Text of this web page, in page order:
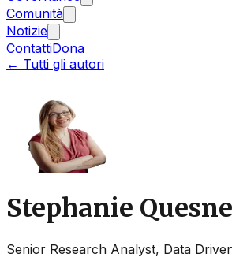
Comunità
Notizie
ContattiDona
← Tutti gli autori
Stephanie
Senior Research Analyst, Data